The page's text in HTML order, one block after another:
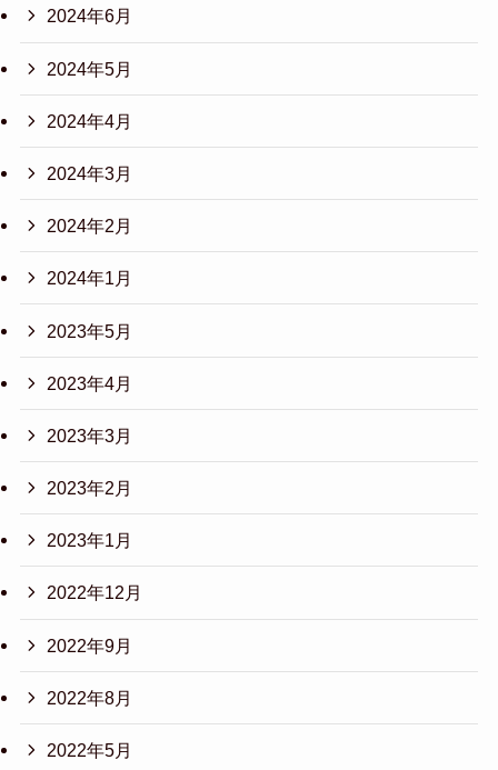
2024年6月
2024年5月
2024年4月
2024年3月
2024年2月
2024年1月
2023年5月
2023年4月
2023年3月
2023年2月
2023年1月
2022年12月
2022年9月
2022年8月
2022年5月